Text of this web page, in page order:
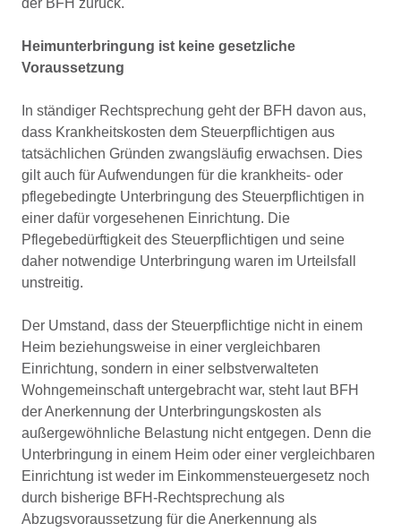
der BFH zurück.
Heimunterbringung ist keine gesetzliche
Voraussetzung
In ständiger Rechtsprechung geht der BFH davon aus,
dass Krankheitskosten dem Steuerpflichtigen aus
tatsächlichen Gründen zwangsläufig erwachsen. Dies
gilt auch für Aufwendungen für die krankheits- oder
pflegebedingte Unterbringung des Steuerpflichtigen in
einer dafür vorgesehenen Einrichtung. Die
Pflegebedürftigkeit des Steuerpflichtigen und seine
daher notwendige Unterbringung waren im Urteilsfall
unstreitig.
Der Umstand, dass der Steuerpflichtige nicht in einem
Heim beziehungsweise in einer vergleichbaren
Einrichtung, sondern in einer selbstverwalteten
Wohngemeinschaft untergebracht war, steht laut BFH
der Anerkennung der Unterbringungskosten als
außergewöhnliche Belastung nicht entgegen. Denn die
Unterbringung in einem Heim oder einer vergleichbaren
Einrichtung ist weder im Einkommensteuergesetz noch
durch bisherige BFH-Rechtsprechung als
Abzugsvoraussetzung für die Anerkennung als